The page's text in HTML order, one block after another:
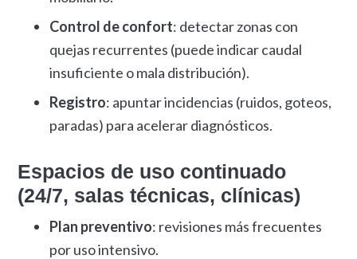
Control de confort: detectar zonas con
quejas recurrentes (puede indicar caudal
insuficiente o mala distribución).
Registro: apuntar incidencias (ruidos, goteos,
paradas) para acelerar diagnósticos.
Espacios de uso continuado
(24/7, salas técnicas, clínicas)
Plan preventivo: revisiones más frecuentes
por uso intensivo.